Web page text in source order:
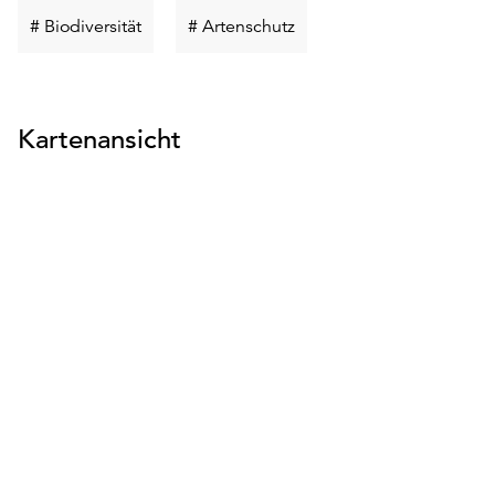
# BiodiversitätSchlüsselwort
# ArtenschutzSchlüsselwort
Kartenansicht